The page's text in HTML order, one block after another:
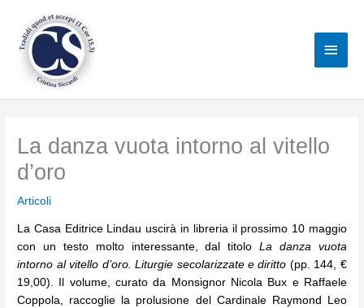
contenuto
La danza vuota intorno al vitello
d’oro
Articoli
La Casa Editrice Lindau uscirà in libreria il prossimo 10 maggio
con un testo molto interessante, dal titoloLa danza vuota
intorno al vitello d’oro. Liturgie secolarizzate e diritto (pp. 144, €
19,00). Il volume, curato da Monsignor Nicola Bux e Raffaele
Coppola, raccoglie la prolusione del Cardinale Raymond Leo